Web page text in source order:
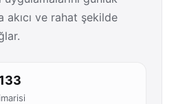
akıcı ve rahat şekilde